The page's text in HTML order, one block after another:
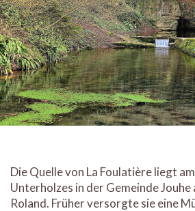
Die Quelle von La Foulatière liegt
Unterholzes in der Gemeinde Jouhe
Roland. Früher versorgte sie eine